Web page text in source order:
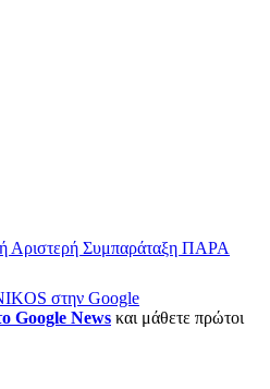
Αριστερή Συμπαράταξη ΠΑΡΑ
στην Google
Google News και μάθετε πρώτοι